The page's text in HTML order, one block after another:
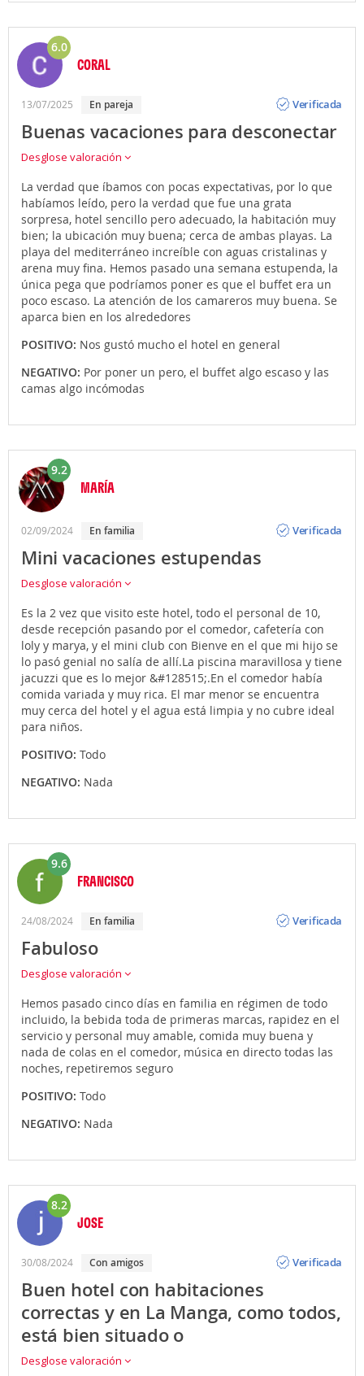
6.0
CORAL
13/07/2025 En pareja
Verificada
Buenas vacaciones para desconectar
Desglose valoración
La verdad que íbamos con pocas expectativas, por lo que
habíamos leído, pero la verdad que fue una grata
sorpresa, hotel sencillo pero adecuado, la habitación muy
bien; la ubicación muy buena; cerca de ambas playas. La
playa del mediterráneo increíble con aguas cristalinas y
arena muy fina. Hemos pasado una semana estupenda, la
única pega que podríamos poner es que el buffet era un
poco escaso. La atención de los camareros muy buena. Se
aparca bien en los alrededores
POSITIVO: Nos gustó mucho el hotel en general
NEGATIVO: Por poner un pero, el buffet algo escaso y las
camas algo incómodas
9.2
MARÍA
02/09/2024 En familia
Verificada
Mini vacaciones estupendas
Desglose valoración
Es la 2 vez que visito este hotel, todo el personal de 10,
desde recepción pasando por el comedor, cafetería con
loly y marya, y el mini club con Bienve en el que mi hijo se
lo pasó genial no salía de allí.La piscina maravillosa y tiene
jacuzzi que es lo mejor &#128515;.En el comedor había
comida variada y muy rica. El mar menor se encuentra
muy cerca del hotel y el agua está limpia y no cubre ideal
para niños.
POSITIVO: Todo
NEGATIVO: Nada
9.6
FRANCISCO
24/08/2024 En familia
Verificada
Fabuloso
Desglose valoración
Hemos pasado cinco días en familia en régimen de todo
incluido, la bebida toda de primeras marcas, rapidez en el
servicio y personal muy amable, comida muy buena y
nada de colas en el comedor, música en directo todas las
noches, repetiremos seguro
POSITIVO: Todo
NEGATIVO: Nada
8.2
JOSE
30/08/2024 Con amigos
Verificada
Buen hotel con habitaciones
correctas y en La Manga, como todos,
está bien situado o
Desglose valoración